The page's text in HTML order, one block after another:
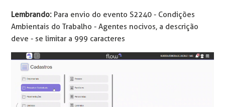
Lembrando: Para envio do evento S2240 - Condições
Ambientais do Trabalho - Agentes nocivos, a descrição
deve - se limitar a 999 caracteres